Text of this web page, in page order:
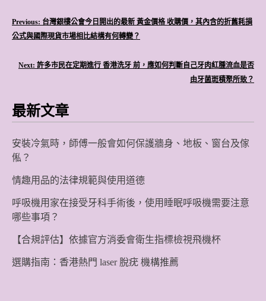
文
導
Previous: 台灣銀樓公會今日開出的最新 黃金價格 收購價，其內含的折舊耗損
公式與國際現貨市場相比結構有何轉變？
Next: 許多市民在定期進行 香港洗牙 前，應如何判斷自己牙肉紅腫流血是否
由牙菌斑積聚所致？
最新文章
安裝冷氣時，師傅一般會如何保護牆身、地板、窗台及傢
俬？
情趣用品的法律規範與使用道德
呼吸機用家在接受牙科手術後，使用睡眠呼吸機需要注意
哪些事項？
【合規評估】依據官方消委會衛生指標檢視飛機杯
選購指南：香港熱門 laser 脫疣 機構推薦